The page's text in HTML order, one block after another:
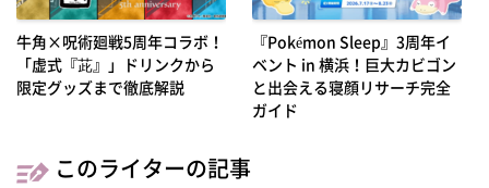
牛角×呪術廻戦5周年コラボ！
「虚式『茈』」ドリンクから
限定グッズまで徹底解説
『Pokémon Sleep』3周年イ
ベント in 横浜！巨大カビゴン
と出会える寝顔リサーチ完全
ガイド
このライターの記事